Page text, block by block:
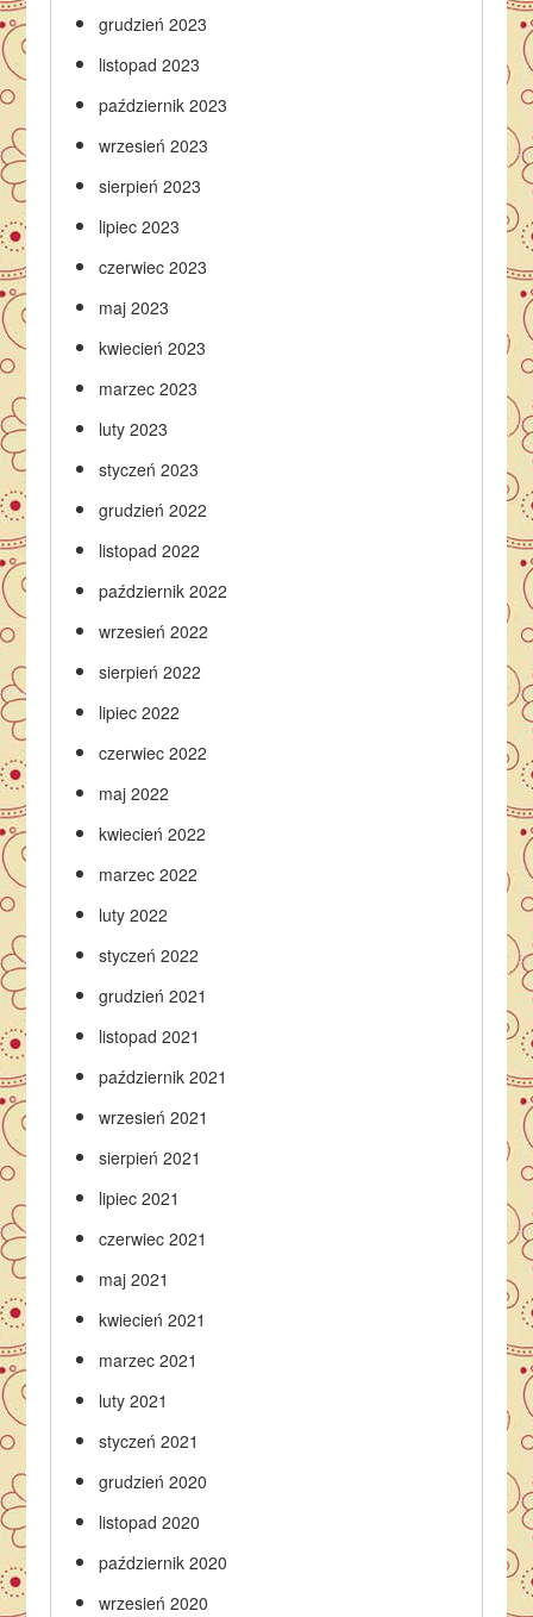
grudzień 2023
listopad 2023
październik 2023
wrzesień 2023
sierpień 2023
lipiec 2023
czerwiec 2023
maj 2023
kwiecień 2023
marzec 2023
luty 2023
styczeń 2023
grudzień 2022
listopad 2022
październik 2022
wrzesień 2022
sierpień 2022
lipiec 2022
czerwiec 2022
maj 2022
kwiecień 2022
marzec 2022
luty 2022
styczeń 2022
grudzień 2021
listopad 2021
październik 2021
wrzesień 2021
sierpień 2021
lipiec 2021
czerwiec 2021
maj 2021
kwiecień 2021
marzec 2021
luty 2021
styczeń 2021
grudzień 2020
listopad 2020
październik 2020
wrzesień 2020